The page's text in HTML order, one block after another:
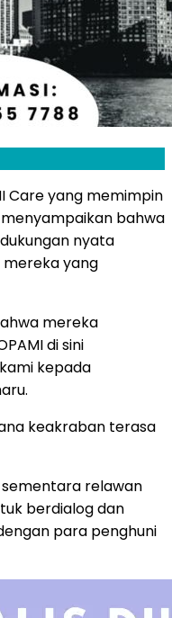
Care yang memimpin
bahwa
nyata
mereka yang
mereka
di sini
kepada
keakraban terasa
relawan
berdialog dan
para penghuni